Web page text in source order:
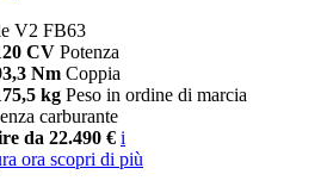
V2 FB63
CV Potenza
Nm Coppia
kg Peso in ordine di marcia
carburante
da 22.490 € i
ora scopri di più